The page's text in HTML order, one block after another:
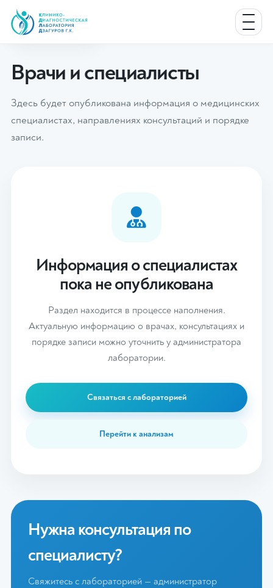
Главная Врачи
Врачи и специалисты
Здесь будет опубликована информация о медицинских
специалистах, направлениях консультаций и порядке
записи.
Информация о специалистах
пока не опубликована
Раздел находится в процессе наполнения.
Актуальную информацию о врачах, консультациях и
порядке записи можно уточнить у администратора
лаборатории.
Связаться с лабораторией
Перейти к анализам
Нужна консультация по
специалисту?
Свяжитесь с лабораторией — администратор